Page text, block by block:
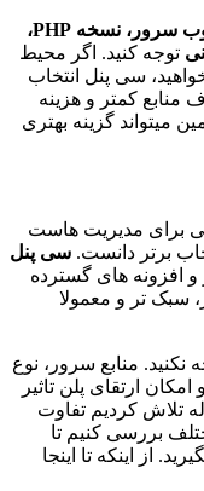
نوع وب سرور، نسخه PHP،
توجه کنید. اگر محیط
سی پنل انتخاب
منابع کمتر و هزینه
میتواند گزینه بهتری
برای مدیریت هاست
برتر دانست. سی پنل
افزونه های گسترده
سبک تر و معمولا
نکنید. منابع سرور، نوع
ارتقای پلن تاثیر
تلاش کردیم تفاوت
بررسی کنیم تا
از اینکه تا اینجا